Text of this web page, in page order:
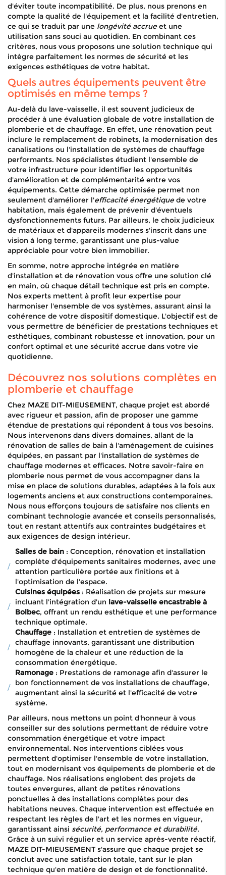
d'éviter toute incompatibilité. De plus, nous prenons en
compte la qualité de l'équipement et la facilité d'entretien,
ce qui se traduit par une longévité accrueet une
utilisation sans souci au quotidien. En combinant ces
critères, nous vous proposons une solution technique qui
intègre parfaitement les normes de sécurité et les
exigences esthétiques de votre habitat.
Quels autres équipements peuvent être
optimisés en même temps ?
Au-delà du lave-vaisselle, il est souvent judicieux de
procéder à une évaluation globale de votre installation de
plomberie et de chauffage. En effet, une rénovation peut
inclure le remplacement de robinets, la modernisation des
canalisations ou l'installation de systèmes de chauffage
performants. Nos spécialistes étudient l'ensemble de
votre infrastructure pour identifier les opportunités
d'amélioration et de complémentarité entre vos
équipements. Cette démarche optimisée permet non
seulement d'améliorer l'efficacité énergétiquede votre
habitation, mais également de prévenir d'éventuels
dysfonctionnements futurs. Par ailleurs, le choix judicieux
de matériaux et d'appareils modernes s'inscrit dans une
vision à long terme, garantissant une plus-value
appréciable pour votre bien immobilier.
En somme, notre approche intégrée en matière
d'installation et de rénovation vous offre une solution clé
en main, où chaque détail technique est pris en compte.
Nos experts mettent à profit leur expertise pour
harmoniser l'ensemble de vos systèmes, assurant ainsi la
cohérence de votre dispositif domestique. L'objectif est de
vous permettre de bénéficier de prestations techniques et
esthétiques, combinant robustesse et innovation, pour un
confort optimal et une sécurité accrue dans votre vie
quotidienne.
Découvrez nos solutions complètes en
plomberie et chauffage
Chez MAZE DIT-MIEUSEMENT, chaque projet est abordé
avec rigueur et passion, afin de proposer une gamme
étendue de prestations qui répondent à tous vos besoins.
Nous intervenons dans divers domaines, allant de la
rénovation de salles de bain à l'aménagement de cuisines
équipées, en passant par l'installation de systèmes de
chauffage modernes et efficaces. Notre savoir-faire en
plomberie nous permet de vous accompagner dans la
mise en place de solutions durables, adaptées à la fois aux
logements anciens et aux constructions contemporaines.
Nous nous efforçons toujours de satisfaire nos clients en
combinant technologie avancée et conseils personnalisés,
tout en restant attentifs aux contraintes budgétaires et
aux exigences de design intérieur.
Salles de bain : Conception, rénovation et installation
complète d'équipements sanitaires modernes, avec une
attention particulière portée aux finitions et à
l'optimisation de l'espace.
Cuisines équipées : Réalisation de projets sur mesure
incluant l'intégration d'un lave-vaisselle encastrable à
Bolbec, offrant un rendu esthétique et une performance
technique optimale.
Chauffage : Installation et entretien de systèmes de
chauffage innovants, garantissant une distribution
homogène de la chaleur et une réduction de la
consommation énergétique.
Ramonage : Prestations de ramonage afin d'assurer le
bon fonctionnement de vos installations de chauffage,
augmentant ainsi la sécurité et l'efficacité de votre
système.
Par ailleurs, nous mettons un point d'honneur à vous
conseiller sur des solutions permettant de réduire votre
consommation énergétique et votre impact
environnemental. Nos interventions ciblées vous
permettent d'optimiser l'ensemble de votre installation,
tout en modernisant vos équipements de plomberie et de
chauffage. Nos réalisations englobent des projets de
toutes envergures, allant de petites rénovations
ponctuelles à des installations complètes pour des
habitations neuves. Chaque intervention est effectuée en
respectant les règles de l'art et les normes en vigueur,
garantissant ainsi sécurité, performance et durabilité.
Grâce à un suivi régulier et un service après-vente réactif,
MAZE DIT-MIEUSEMENT s'assure que chaque projet se
conclut avec une satisfaction totale, tant sur le plan
technique qu'en matière de design et de fonctionnalité.